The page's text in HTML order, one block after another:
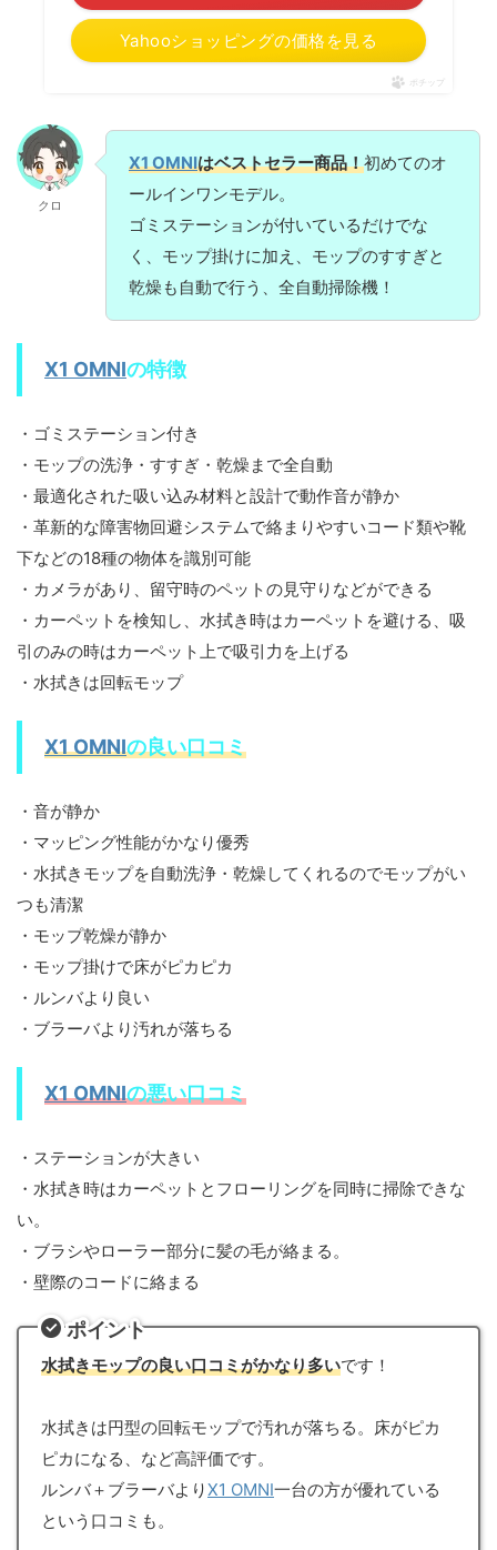
Yahooショッピングの価格を見る
ポチップ
クロ
X1 OMNIはベストセラー商品！初めてのオ
ールインワンモデル。
ゴミステーションが付いているだけでな
く、モップ掛けに加え、モップのすすぎと
乾燥も自動で行う、全自動掃除機！
X1 OMNIの特徴
・ゴミステーション付き
・モップの洗浄・すすぎ・乾燥まで全自動
・最適化された吸い込み材料と設計で動作音が静か
・革新的な障害物回避システムで絡まりやすいコード類や靴
下などの18種の物体を識別可能
・カメラがあり、留守時のペットの見守りなどができる
・カーペットを検知し、水拭き時はカーペットを避ける、吸
引のみの時はカーペット上で吸引力を上げる
・水拭きは回転モップ
X1 OMNIの良い口コミ
・音が静か
・マッピング性能がかなり優秀
・水拭きモップを自動洗浄・乾燥してくれるのでモップがい
つも清潔
・モップ乾燥が静か
・モップ掛けで床がピカピカ
・ルンバより良い
・ブラーバより汚れが落ちる
X1 OMNIの悪い口コミ
・ステーションが大きい
・水拭き時はカーペットとフローリングを同時に掃除できな
い。
・ブラシやローラー部分に髪の毛が絡まる。
・壁際のコードに絡まる
ポイント
水拭きモップの良い口コミがかなり多いです！
水拭きは円型の回転モップで汚れが落ちる。床がピカ
ピカになる、など高評価です。
ルンバ＋ブラーバよりX1 OMNI一台の方が優れている
という口コミも。